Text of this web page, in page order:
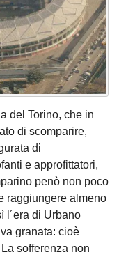
del Torino, che in
di scomparire,
di
e approfittatori,
penò non poco
raggiungere almeno
l´era di Urbano
granata: cioè
sofferenza non